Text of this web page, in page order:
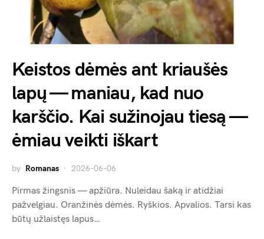
Keistos dėmės ant kriaušės
lapų — maniau, kad nuo
karščio. Kai sužinojau tiesą —
ėmiau veikti iškart
by Romanas 2026-06-06
Pirmas žingsnis — apžiūra. Nuleidau šaką ir atidžiai
pažvelgiau. Oranžinės dėmės. Ryškios. Apvalios. Tarsi kas
būtų užlaistęs lapus…